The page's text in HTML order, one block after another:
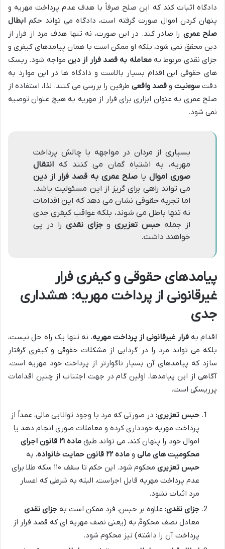
دادگاه اثبات کند که این صلح صرفاً با هدف عدم پرداخت مهریه و
پنهان کردن اموال صورت گرفته است، دادگاه می تواند حکم ابطال
صلح عمری را صادر کند. در این صورت، نه تنها هدف مرد از فرار از
دین محقق نمی شود، بلکه او ممکن است با همان پیامدهای کیفری و
جزای نقدی مربوط بهمعامله به قصد فرار از دین مواجه شود. ریسک
های حقوقی این اقدام بسیار بالاست و دادگاه ها در این موارد به
دقت سوءنیت و قصد واقعی طرفین را بررسی می کنند. لذا، استفاده از
صلح عمری به عنوان ابزاری برای فرار از مهریه به هیچ عنوان توصیه
نمی شود.
بسیاری از مردان در مواجهه با چالش پرداخت
مهریه، به اشتباه گمان می کنند که انتقال
صوری اموال یا صلح عمری به قصد فرار از دین
می تواند راهی برای گریز از این مسئولیت باشد.
اما تجربه حقوقی نشان می دهد که این اقدامات
نه تنها باطل می شوند، بلکه عواقب کیفری جدی
از جملهحبس تعزیریوجزای نقدی را در پی
خواهند داشت.
پیامدهای حقوقی و کیفری فرار
غیرقانونی از پرداخت مهریه: هشداری
جدی
اقدام بهفرار غیرقانونی از پرداخت مهریه، نه تنها یک راه حل نیست،
بلکه می تواند مرد را در گردابی از مشکلات حقوقی و کیفری گرفتار
سازد که پیامدهای آن بسیار ناگوارتر از پرداخت خود مهریه است.
آگاهی از این پیامدها، اولین گام در جهت اجتناب از چنین اقدامات
پرریسکی است.
حبس تعزیری: در صورتی که مرد با وجود توانایی مالی، عمداً از
پرداخت مهریه خودداری کرده و معاملات صوری انجام دهد یا
اموال خود را پنهان کند، می تواند طبق
ماده ۲۱ قانون اجرای
محکومیت های مالی و ماده ۲۲ قانون حمایت خانواده
، به
حبس تعزیری
محکوم شود. این حکم تا سقف ۱۱۰ سکه طلا برای
عدم پرداخت مهریه قابل اجراست، البته به شرطی که اعسار
مرد اثبات نشود.
جزای نقدی: علاوه بر حبس، فرد ممکن است به جزای نقدی
معادل نصف محکومٌ به (یعنی نصف مهریه ای که قصد فرار از
پرداخت آن را داشته) نیز محکوم شود.